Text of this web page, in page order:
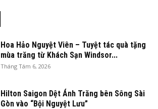
Hoa Hảo Nguyệt Viên – Tuyệt tác quà tặng
mùa trăng từ Khách Sạn Windsor...
Tháng Tám 6, 2026
Hilton Saigon Dệt Ánh Trăng bên Sông Sài
Gòn vào “Bội Nguyệt Lưu”